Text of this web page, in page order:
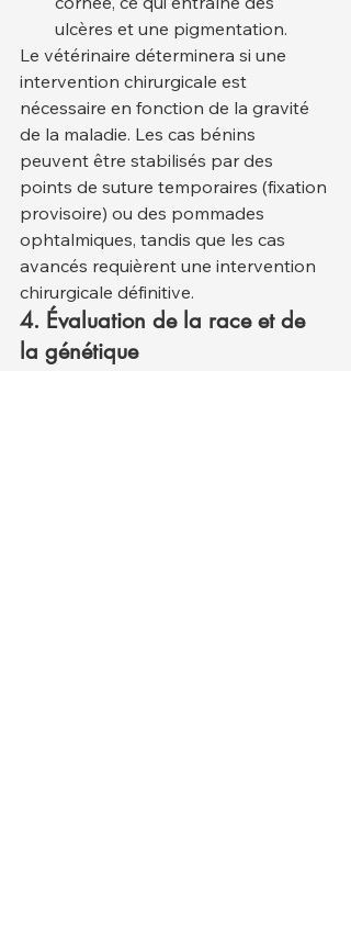
ulcères et une pigmentation.
Le vétérinaire déterminera si une
intervention chirurgicale est
nécessaire en fonction de la gravité
de la maladie. Les cas bénins
peuvent être stabilisés par des
points de suture temporaires (fixation
provisoire) ou des pommades
ophtalmiques, tandis que les cas
avancés requièrent une intervention
chirurgicale définitive.
4. Évaluation de la race et de
la génétique